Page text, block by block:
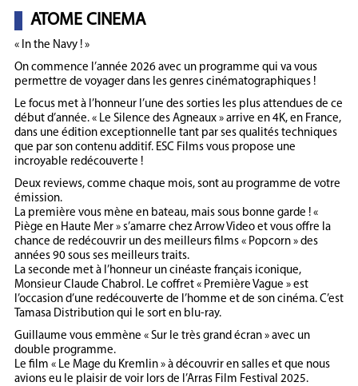
ATOME CINEMA
« In the Navy ! »
On commence l’année 2026 avec un programme qui va vous
permettre de voyager dans les genres cinématographiques !
Le focus met à l’honneur l’une des sorties les plus attendues de ce
début d’année. « Le Silence des Agneaux » arrive en 4K, en France,
dans une édition exceptionnelle tant par ses qualités techniques
que par son contenu additif. ESC Films vous propose une
incroyable redécouverte !
Deux reviews, comme chaque mois, sont au programme de votre
émission.
La première vous mène en bateau, mais sous bonne garde ! «
Piège en Haute Mer » s’amarre chez Arrow Video et vous offre la
chance de redécouvrir un des meilleurs films « Popcorn » des
années 90 sous ses meilleurs traits.
La seconde met à l’honneur un cinéaste français iconique,
Monsieur Claude Chabrol. Le coffret « Première Vague » est
l’occasion d’une redécouverte de l’homme et de son cinéma. C’est
Tamasa Distribution qui le sort en blu-ray.
Guillaume vous emmène « Sur le très grand écran » avec un
double programme.
Le film « Le Mage du Kremlin » à découvrir en salles et que nous
avions eu le plaisir de voir lors de l’Arras Film Festival 2025.